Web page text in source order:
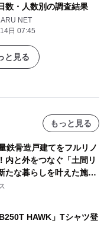
数・人数別の調査結果
NET
日 07:45
と見る
もっと見る
鉄骨造戸建てをフルリノ
内と外をつなぐ「土間リ
たな暮らしを叶えた施工
社アースが公開
HAWK」Tシャツ登